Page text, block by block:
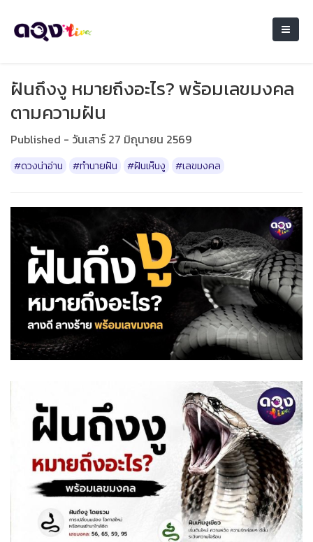
ฝันถึงงู หมายถึงอะไร? พร้อมเลขมงคล
ตามความฝัน
Published - วันเสาร์ 27 มิถุนายน 2569
#ดวงน่าอ่าน #ทำนายฝัน #ฝันเห็นงู #เลขมงคล